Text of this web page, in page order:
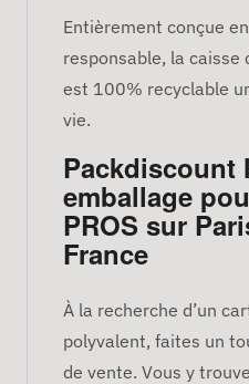
Entièrement conçue
responsable, la
est 100% recyclable
vie.
Packdiscount
emballage
PROS sur
France
À la recherche d’un
polyvalent, faites un
de vente. Vous y